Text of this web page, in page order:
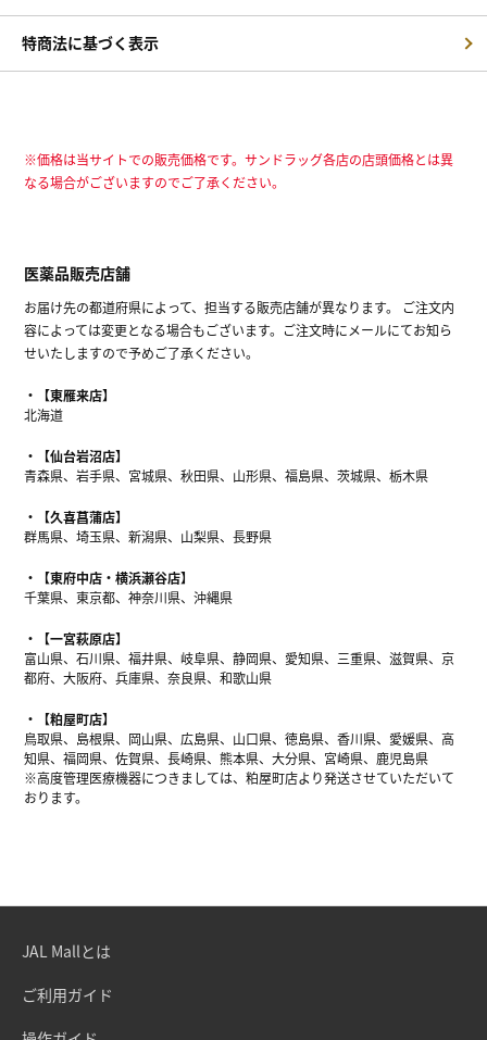
特商法に基づく表示
※価格は当サイトでの販売価格です。サンドラッグ各店の店頭価格とは異
なる場合がございますのでご了承ください。
医薬品販売店舗
お届け先の都道府県によって、担当する販売店舗が異なります。 ご注文内
容によっては変更となる場合もございます。ご注文時にメールにてお知ら
せいたしますので予めご了承ください。
【東雁来店】
北海道
【仙台岩沼店】
青森県、岩手県、宮城県、秋田県、山形県、福島県、茨城県、栃木県
【久喜菖蒲店】
群馬県、埼玉県、新潟県、山梨県、長野県
【東府中店・横浜瀬谷店】
千葉県、東京都、神奈川県、沖縄県
【一宮萩原店】
富山県、石川県、福井県、岐阜県、静岡県、愛知県、三重県、滋賀県、京
都府、大阪府、兵庫県、奈良県、和歌山県
【粕屋町店】
鳥取県、島根県、岡山県、広島県、山口県、徳島県、香川県、愛媛県、高
知県、福岡県、佐賀県、長崎県、熊本県、大分県、宮崎県、鹿児島県
※高度管理医療機器につきましては、粕屋町店より発送させていただいて
おります。
JAL Mallとは
ご利用ガイド